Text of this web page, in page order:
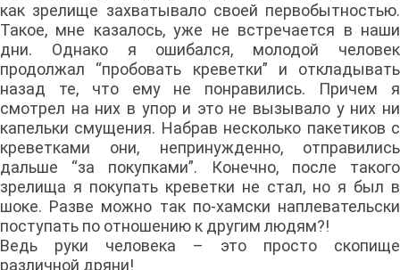
как зрелище захватывало своей первобытностью.
Такое, мне казалось, уже не встречается в наши
дни. Однако я ошибался, молодой человек
продолжал “пробовать креветки” и откладывать
назад те, что ему не понравились. Причем я
смотрел на них в упор и это не вызывало у них ни
капельки смущения. Набрав несколько пакетиков с
креветками они, непринужденно, отправились
дальше “за покупками”. Конечно, после такого
зрелища я покупать креветки не стал, но я был в
шоке. Разве можно так по-хамски наплевательски
поступать по отношению к другим людям?!
Ведь руки человека – это просто скопище
различной дряни!